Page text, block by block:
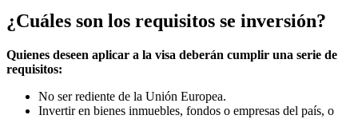
¿Cuáles son los requisitos se inversión?
Quienes deseen aplicar a la visa deberán cumplir una serie de
requisitos:
No ser rediente de la Unión Europea.
Invertir en bienes inmuebles, fondos o empresas del país, o